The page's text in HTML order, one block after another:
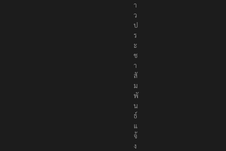
า
ว
ป
ร
ะ
ช
า
สั
ม
พั
น
ธ์
แ
จ้
ง